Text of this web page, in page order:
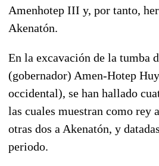
Amenhotep III y, por tanto,
Akenatón.
En la excavación de la tumba
(gobernador) Amen-Hotep
occidental), se han hallado
las cuales muestran como rey
otras dos a Akenatón, y
periodo.